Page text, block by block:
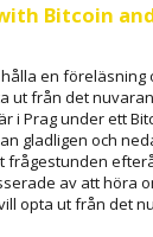
Bitcoin
en föreläsning
ut från det
i Prag under ett
gladligen och
frågestunden
av att höra
opta ut från det